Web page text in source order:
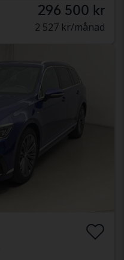
296 500 kr
2 527 kr/månad